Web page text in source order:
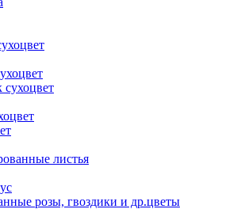
листья
розы, гвоздики и др.цветы